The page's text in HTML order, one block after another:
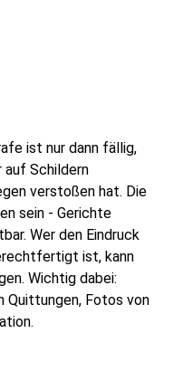
ist nur dann fällig,
auf Schildern
verstoßen hat. Die
sein - Gerichte
Wer den Eindruck
ist, kann
Wichtig dabei:
Quittungen, Fotos von